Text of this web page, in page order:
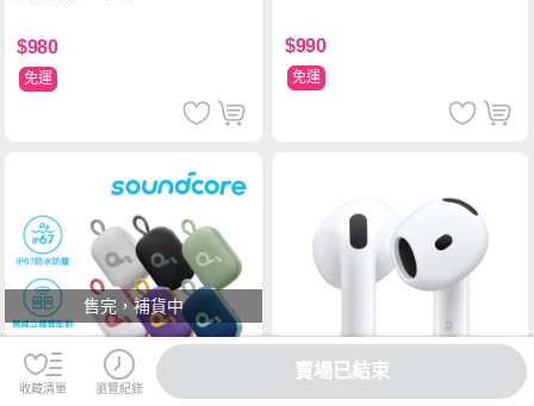
$980
免運
$990
免運
售完，補貨中
收藏清單 瀏覽紀錄
賣場已結束